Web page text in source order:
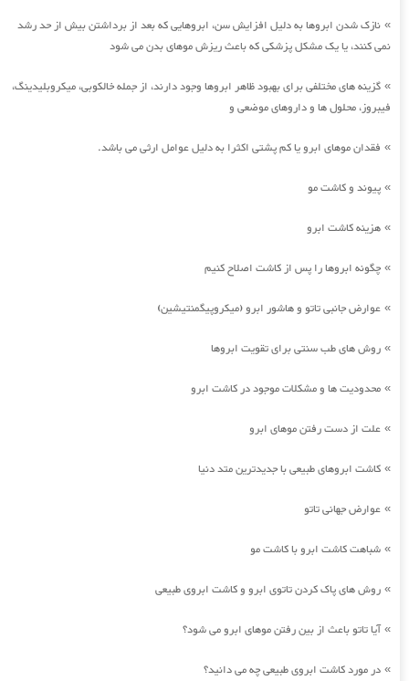
» نازک شدن ابروها به دلیل افزایش سن، ابروهایی که بعد از برداشتن بیش از حد رشد
نمی کنند، یا یک مشکل پزشکی که باعث ریزش موهای بدن می شود
» گزینه های مختلفی برای بهبود ظاهر ابروها وجود دارند، از جمله خالکوبی، میکروبلیدینگ،
فیبروز، محلول ها و داروهای موضعی و
» فقدان موهای ابرو یا کم پشتی اکثرا به دلیل عوامل ارثی می باشد.
» پیوند و کاشت مو
» هزینه کاشت ابرو
» چگونه ابروها را پس از کاشت اصلاح کنیم
» عوارض جانبی تاتو و هاشور ابرو (میکروپیگمنتیشین)
» روش های طب سنتی برای تقویت ابروها
» محدودیت ها و مشکلات موجود در کاشت ابرو
» علت از دست رفتن موهای ابرو
» کاشت ابروهای طبیعی با جدیدترین متد دنیا
» عوارض جهانی تاتو
» شباهت کاشت ابرو با کاشت مو
» روش های پاک کردن تاتوی ابرو و کاشت ابروی طبیعی
»آیا تاتو باعث از بین رفتن موهای ابرو می شود؟
» در مورد کاشت ابروی طبیعی چه می دانید؟